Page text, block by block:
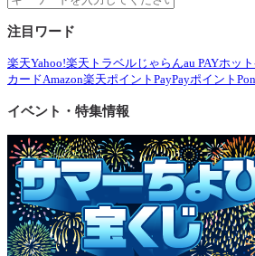
注目ワード
楽天Yahoo!楽天トラベル じゃらんau PAYホッ
カードAmazon楽天ポイント PayPayポイント
イベント・特集情報